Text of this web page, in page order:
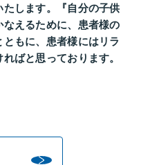
します。『自分の子供
えるために、患者様の
もに、患者様にはリラ
ばと思っております。